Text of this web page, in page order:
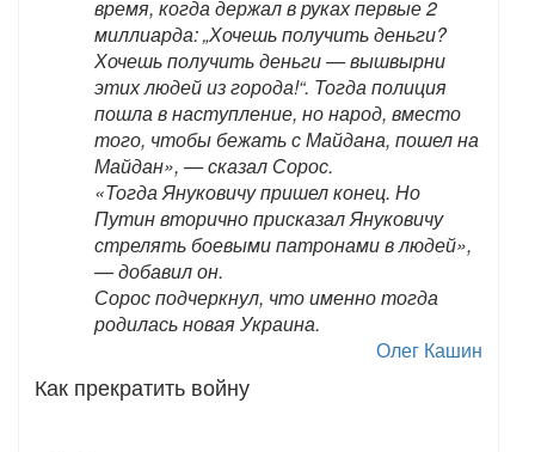
время, когда держал в руках первые 2
миллиарда: „Хочешь получить деньги?
Хочешь получить деньги — вышвырни
этих людей из города!“. Тогда полиция
пошла в наступление, но народ, вместо
того, чтобы бежать с Майдана, пошел на
Майдан», — сказал Сорос.
«Тогда Януковичу пришел конец. Но
Путин вторично присказал Януковичу
стрелять боевыми патронами в людей»,
— добавил он.
Сорос подчеркнул, что именно тогда
родилась новая Украина.
Олег Кашин
Как прекратить войну